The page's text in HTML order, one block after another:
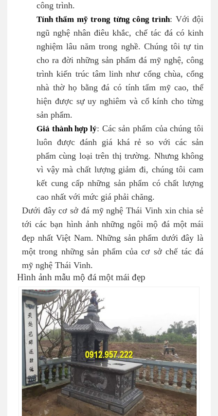
công trình.
Tính thẩm mỹ trong từng công trình: Với đội
ngũ nghệ nhân điêu khắc, chế tác đá có kinh
nghiệm lâu năm trong nghề. Chúng tôi tự tin
cho ra đời những sản phẩm đá mỹ nghệ, công
trình kiến trúc tâm linh như cổng chùa, cổng
nhà thờ họ bằng đá có tính tẩm mỹ cao, thể
hiện được sự uy nghiêm và cổ kính cho từng
sản phẩm.
Giá thành hợp lý: Các sản phẩm của chúng tôi
luôn được đánh giá khá rẻ so với các sản
phẩm cùng loại trên thị trường. Nhưng không
vì vậy mà chất lượng giảm đi, chúng tôi cam
kết cung cấp những sản phẩm có chất lượng
cao nhất với mức giá phải chăng.
Dưới đây cơ sở đá mỹ nghệ Thái Vinh xin chia sẻ
tới các bạn hình ảnh những ngôi mộ đá một mái
đẹp nhất Việt Nam. Những sản phẩm dưới đây là
một trong những sản phẩm của cơ sở chế tác đá
mỹ nghệ Thái Vinh.
Hình ảnh mẫu mộ đá một mái đẹp